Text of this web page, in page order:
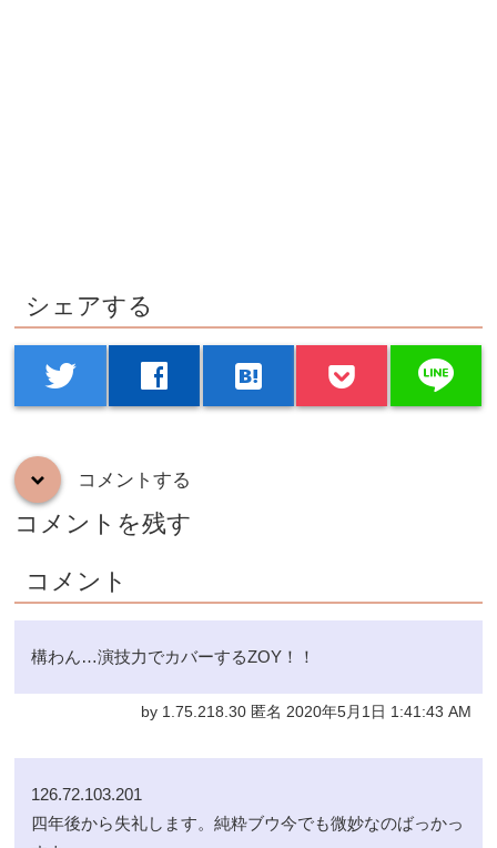
シェアする
twitter facebook hatenabookmark line
down コメントする
コメントを残す
コメント
構わん…演技力でカバーするZOY！！
by 1.75.218.30 匿名 2020年5月1日 1:41:43 AM
126.72.103.201
四年後から失礼します。純粋ブウ今でも微妙なのばっかっ